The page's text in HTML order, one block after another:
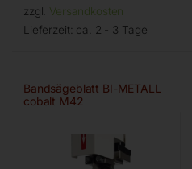
zzgl. Versandkosten
Lieferzeit: ca. 2 - 3 Tage
Bandsägeblatt BI-METALL
cobalt M42